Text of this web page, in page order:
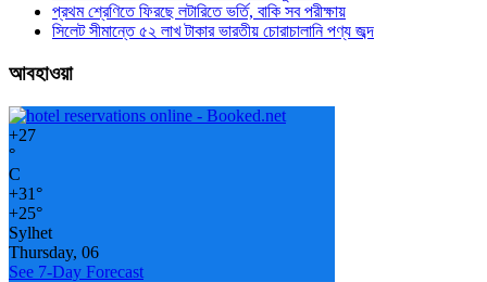
প্রথম শ্রেণিতে ফিরছে লটারিতে ভর্তি, বাকি সব পরীক্ষায়
সিলেট সীমান্তে ৫২ লাখ টাকার ভারতীয় চোরাচালানি পণ্য জব্দ
আবহাওয়া
+27
°
C
+31°
+25°
Sylhet
Thursday, 06
See 7-Day Forecast